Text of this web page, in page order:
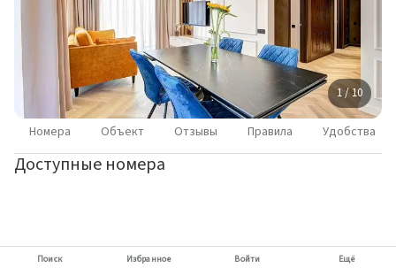
1 / 10
Номера Объект Отзывы Правила Удобства
Доступные номера
Поиск Избранное Войти Ещё